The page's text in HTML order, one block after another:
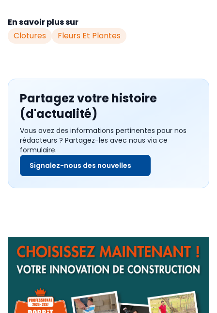
En savoir plus sur
Clotures
Fleurs Et Plantes
Partagez votre histoire
(d'actualité)
Vous avez des informations pertinentes pour nos
rédacteurs ? Partagez-les avec nous via ce
formulaire.
Signalez-nous des nouvelles